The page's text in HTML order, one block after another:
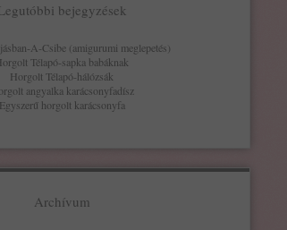
bejegyzések
A-Csibe (amigurumi meglepetés)
Télapó-sapka babáknak
Horgolt Télapó-hálózsák
angyalka karácsonyfadísz
Egyszerű horgolt karácsonyfa
Archívum